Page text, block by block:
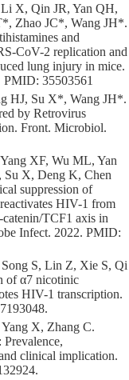
X, Qin JR, Yan QH,
Zhao JC*, Wang JH*.
and
CoV-2 replication and
lung injury in mice.
35503561
HJ, Su X*, Wang JH*.
by Retrovirus
Front. Microbiol.
XF, Wu ML, Yan
Su X, Deng K, Chen
suppression of
HIV-1 from
TCF1 axis in
Infect. 2022. PMID:
Song S, Lin Z, Xie S, Qi
of α7 nicotinic
HIV-1 transcription.
X, Zhang C.
clinical implication.